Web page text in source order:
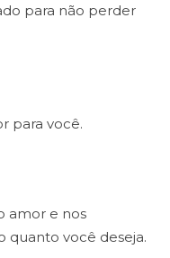
para não perder
para você.
amor e nos
quanto você deseja.